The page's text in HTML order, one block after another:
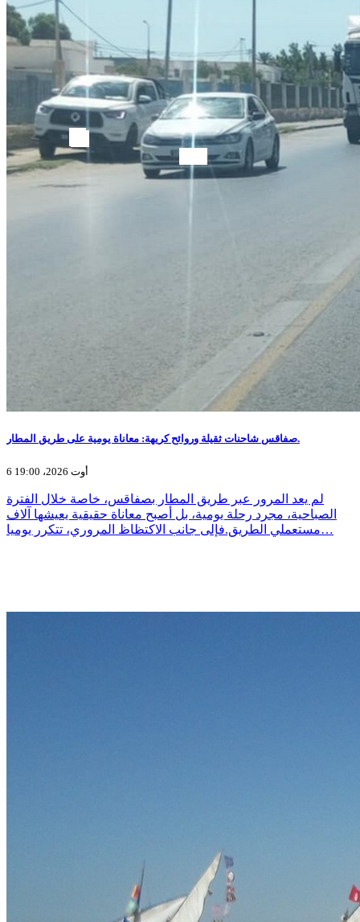
صفاقس شاحنات ثقيلة وروائح كريهة: معاناة يومية على طريق المطار.
6 أوت 2026، 19:00
لم يعد المرور عبر طريق المطار بصفاقس، خاصة خلال الفترة
الصباحية، مجرد رحلة يومية، بل أصبح معاناة حقيقية يعيشها آلاف
مستعملي الطريق.فإلى جانب الاكتظاظ المروري، تتكرر يوميا…